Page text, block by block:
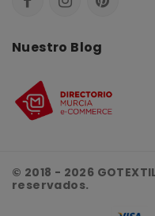
Nuestro Blog
© 2018 - 2026
reservados.